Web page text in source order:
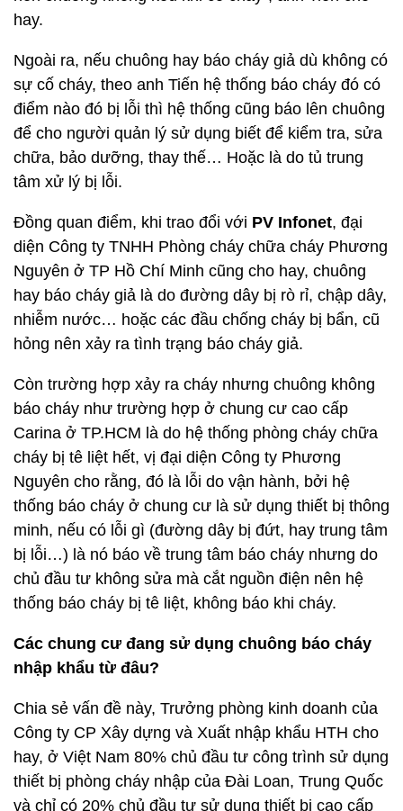
hay.
Ngoài ra, nếu chuông hay báo cháy giả dù không có
sự cố cháy, theo anh Tiến hệ thống báo cháy đó có
điểm nào đó bị lỗi thì hệ thống cũng báo lên chuông
để cho người quản lý sử dụng biết để kiểm tra, sửa
chữa, bảo dưỡng, thay thế… Hoặc là do tủ trung
tâm xử lý bị lỗi.
Đồng quan điểm, khi trao đổi với PV Infonet, đại
diện Công ty TNHH Phòng cháy chữa cháy Phương
Nguyên ở TP Hồ Chí Minh cũng cho hay, chuông
hay báo cháy giả là do đường dây bị rò rỉ, chập dây,
nhiễm nước… hoặc các đầu chống cháy bị bẩn, cũ
hỏng nên xảy ra tình trạng báo cháy giả.
Còn trường hợp xảy ra cháy nhưng chuông không
báo cháy như trường hợp ở chung cư cao cấp
Carina ở TP.HCM là do hệ thống phòng cháy chữa
cháy bị tê liệt hết, vị đại diện Công ty Phương
Nguyên cho rằng, đó là lỗi do vận hành, bởi hệ
thống báo cháy ở chung cư là sử dụng thiết bị thông
minh, nếu có lỗi gì (đường dây bị đứt, hay trung tâm
bị lỗi…) là nó báo về trung tâm báo cháy nhưng do
chủ đầu tư không sửa mà cắt nguồn điện nên hệ
thống báo cháy bị tê liệt, không báo khi cháy.
Các chung cư đang sử dụng chuông báo cháy
nhập khẩu từ đâu?
Chia sẻ vấn đề này, Trưởng phòng kinh doanh của
Công ty CP Xây dựng và Xuất nhập khẩu HTH cho
hay, ở Việt Nam 80% chủ đầu tư công trình sử dụng
thiết bị phòng cháy nhập của Đài Loan, Trung Quốc
và chỉ có 20% chủ đầu tư sử dụng thiết bị cao cấp